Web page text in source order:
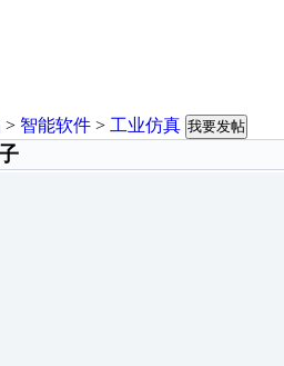
> 智能软件 > 工业仿真 我要发帖